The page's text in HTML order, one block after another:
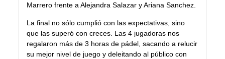
Marrero frente a Alejandra Salazar y Ariana Sanchez.
La final no sólo cumplió con las expectativas, sino
que las superó con creces. Las 4 jugadoras nos
regalaron más de 3 horas de pádel, sacando a relucir
su mejor nivel de juego y deleitando al público con